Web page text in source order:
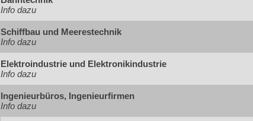
Info dazu
Schiffbau und Meerestechnik
Info dazu
Elektroindustrie und Elektronikindustrie
Info dazu
Ingenieurbüros, Ingenieurfirmen
Info dazu